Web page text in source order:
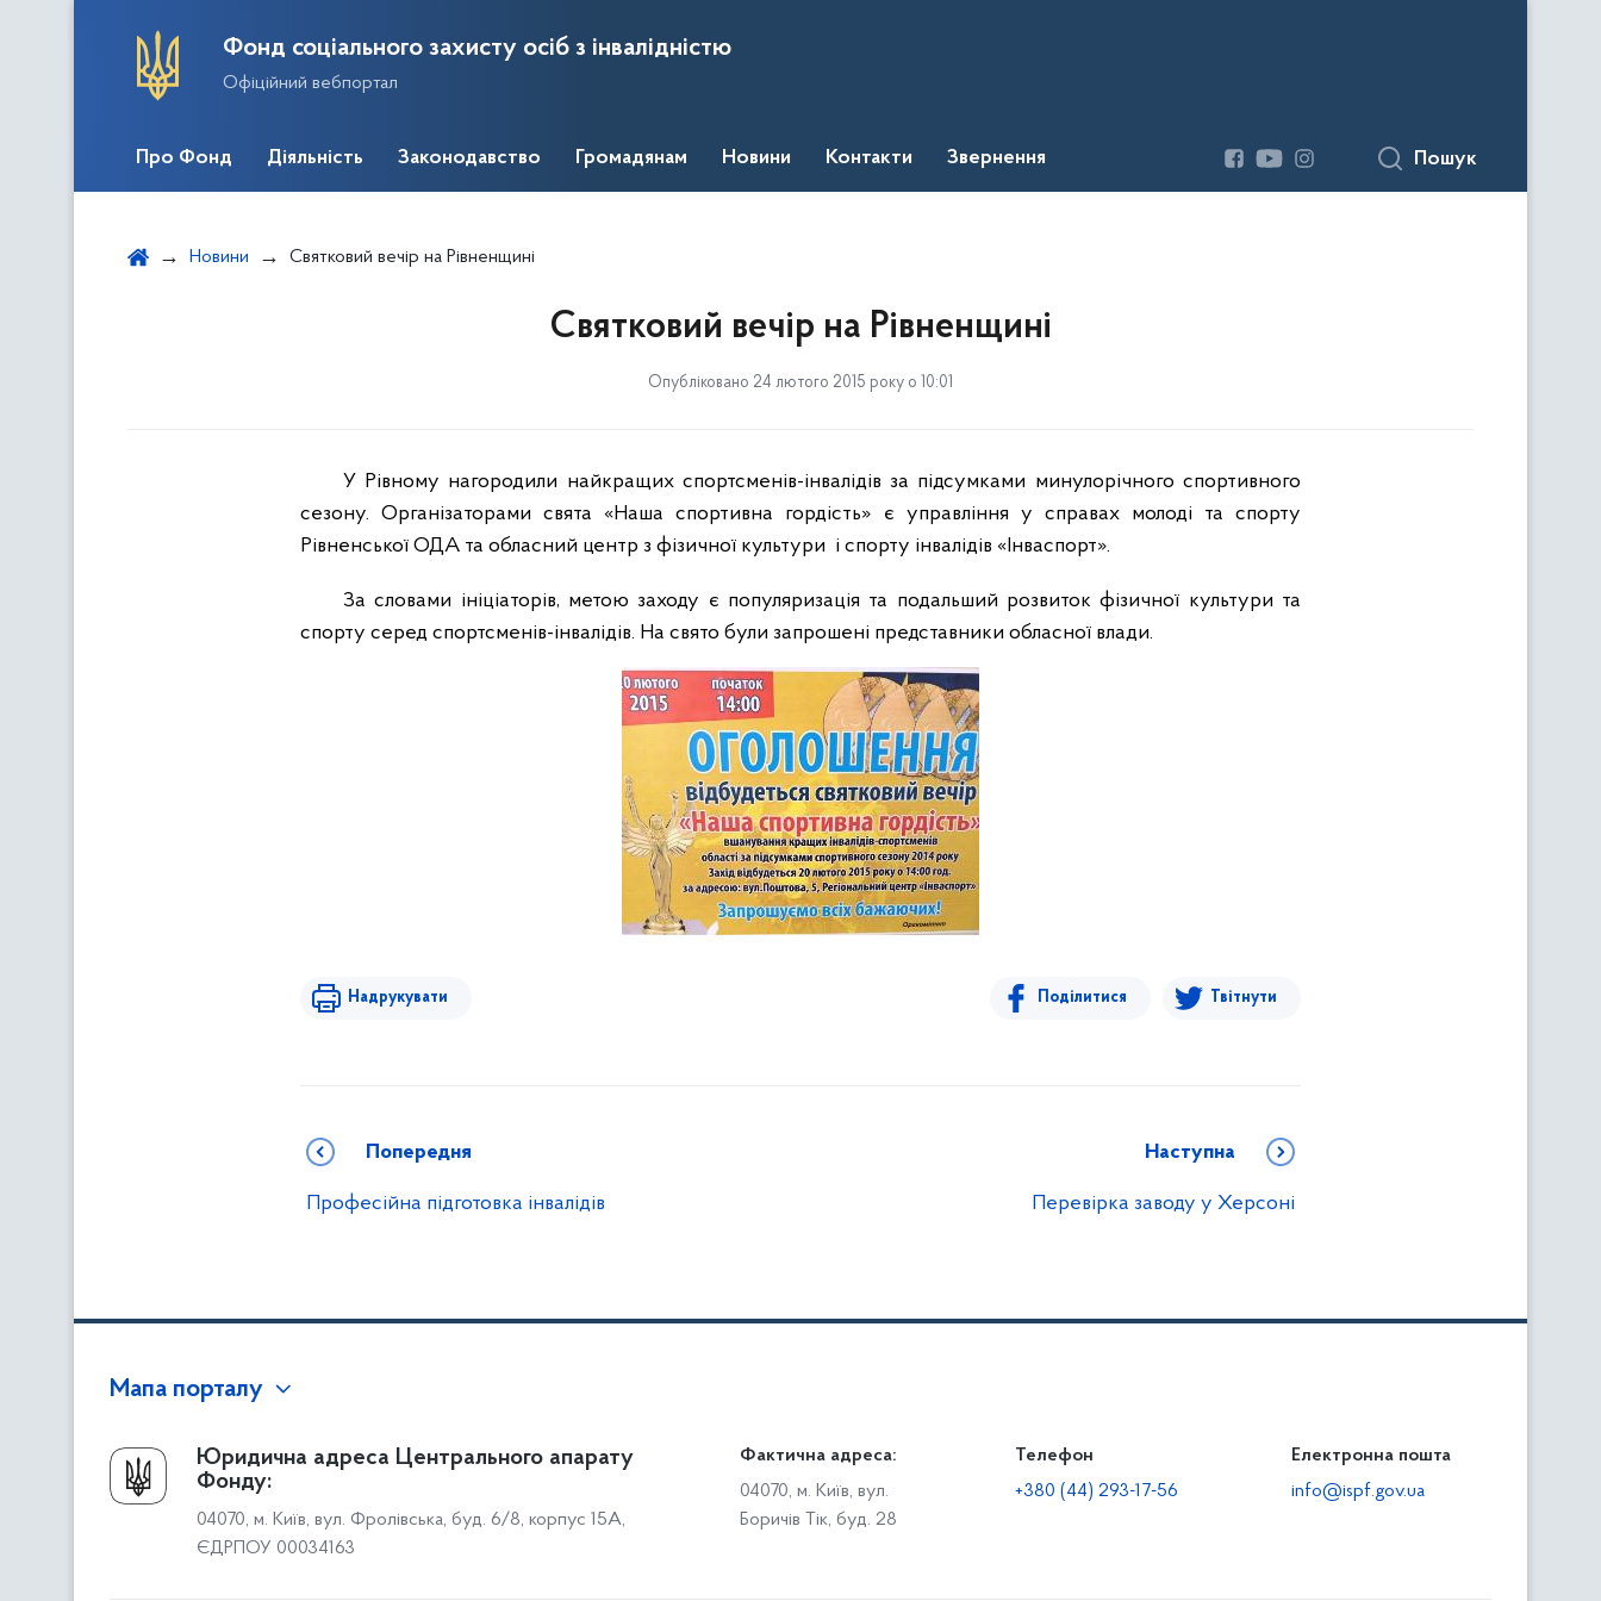
Фонд соціального захисту осіб з інвалідністю
Офіційний вебпортал
Про Фонд Діяльність Законодавство Громадянам Новини Контакти Звернення Пошук
Новини Святковий вечір на Рівненщині
Святковий вечір на Рівненщині
Опубліковано 24 лютого 2015 року о 10:01
У Рівному нагородили найкращих спортсменів-інвалідів за підсумками минулорічного спортивного
сезону. Організаторами свята «Наша спортивна гордість» є управління у справах молоді та спорту
Рівненської ОДА та обласний центр з фізичної культури і спорту інвалідів «Інваспорт».
За словами ініціаторів, метою заходу є популяризація та подальший розвиток фізичної культури та
спорту серед спортсменів-інвалідів. На свято були запрошені представники обласної влади.
Надрукувати Поділитися Твітнути
Попередня
Професійна підготовка інвалідів
Наступна
Перевірка заводу у Херсоні
Мапа порталу
Про Фонд
Керівництво
Структура Фонду
Територіальні відділення
Громадянам
Доступ до публічної інформації
Звіти щодо роботи із запитами на отримання публічної
Діяльність
Роботодавцям
Юридична адреса Центрального апарату
Фонду:
04070, м. Київ, вул. Фролівська, буд. 6/8, корпус 15А,
ЄДРПОУ 00034163
Фактична адреса:
04070, м. Київ, вул.
Боричів Тік, буд. 28
Телефон
+380 (44) 293-17-56
Електронна пошта
info@ispf.gov.ua